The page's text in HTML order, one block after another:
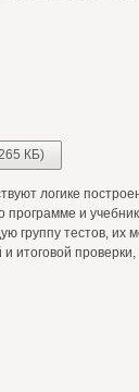
КБ)
логике
программе и
группу тестов, их
итоговой